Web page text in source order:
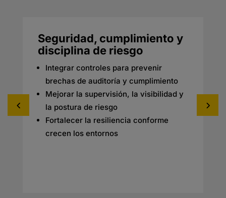
Seguridad, cumplimiento y
disciplina de riesgo
Integrar controles para prevenir
brechas de auditoría y cumplimiento
Mejorar la supervisión, la visibilidad y
la postura de riesgo
Fortalecer la resiliencia conforme
crecen los entornos